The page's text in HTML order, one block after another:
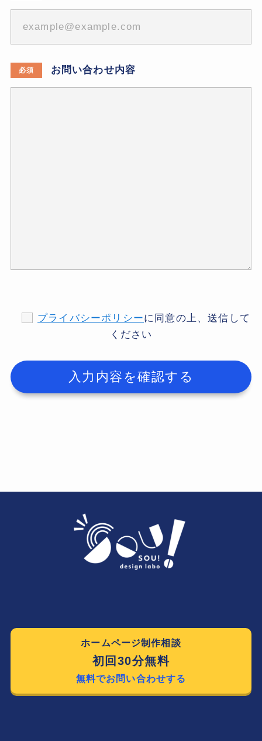
必須 お問い合わせ内容
プライバシーポリシーに同意の上、送信して
ください
ホームページ制作相談
初回30分無料
無料でお問い合わせする